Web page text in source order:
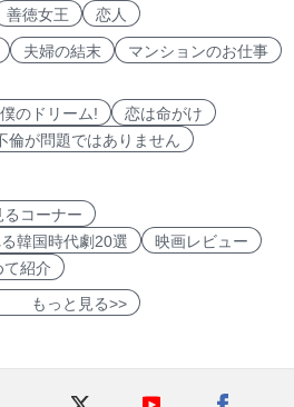
善徳女王 恋人
夫婦の結末
マンションのお仕事
のドリーム!
恋は命がけ
倫が問題ではありません
コーナー
韓国時代劇20選
映画レビュー
紹介
っと見る>>